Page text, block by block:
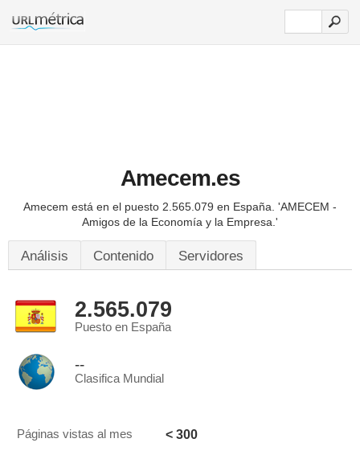
Amecem.es
Amecem está en el puesto 2.565.079 en España. 'AMECEM -
Amigos de la Economía y la Empresa.'
Análisis Contenido Servidores
2.565.079
Puesto en España
--
Clasifica Mundial
Páginas vistas al mes < 300